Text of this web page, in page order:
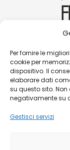
Per fornire le
cookie per
dispositivo. Il
elaborare dati
su questo sito.
negativamente su
Gestisci servizi
(+39) 0572
Corso
(PT)